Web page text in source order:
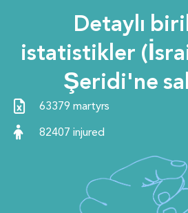
Detaylı
istatistikler
Şeridi'ne
63379 martyrs
82407 injured